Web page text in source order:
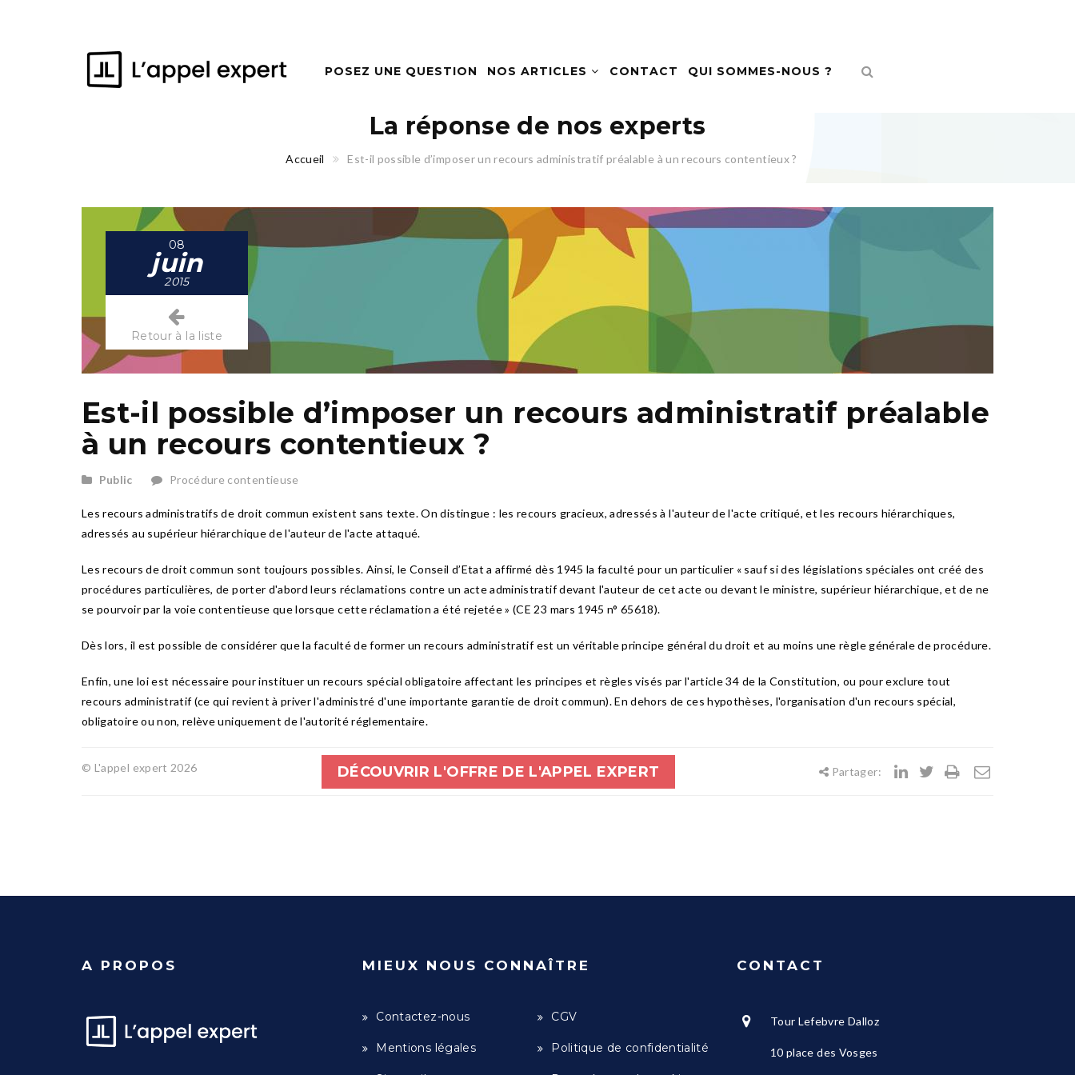
POSEZ UNE QUESTION NOS ARTICLES CONTACT QUI SOMMES-NOUS ?
La réponse de nos experts
Accueil Est-il possible d’imposer un recours administratif préalable à un recours contentieux ?
08
juin
2015
Retour à la liste
Est-il possible d’imposer un recours administratif préalable
à un recours contentieux ?
Public Procédure contentieuse
Les recours administratifs de droit commun existent sans texte. On distingue : les recours gracieux, adressés à l'auteur de l'acte critiqué, et les recours hiérarchiques,
adressés au supérieur hiérarchique de l'auteur de l'acte attaqué.
Les recours de droit commun sont toujours possibles. Ainsi, le Conseil d’Etat a affirmé dès 1945 la faculté pour un particulier « sauf si des législations spéciales ont créé des
procédures particulières, de porter d'abord leurs réclamations contre un acte administratif devant l'auteur de cet acte ou devant le ministre, supérieur hiérarchique, et de ne
se pourvoir par la voie contentieuse que lorsque cette réclamation a été rejetée » (CE 23 mars 1945 n° 65618).
Dès lors, il est possible de considérer que la faculté de former un recours administratif est un véritable principe général du droit et au moins une règle générale de procédure.
Enfin, une loi est nécessaire pour instituer un recours spécial obligatoire affectant les principes et règles visés par l'article 34 de la Constitution, ou pour exclure tout
recours administratif (ce qui revient à priver l'administré d'une importante garantie de droit commun). En dehors de ces hypothèses, l'organisation d'un recours spécial,
obligatoire ou non, relève uniquement de l'autorité réglementaire.
© L'appel expert 2026 Partager:
DÉCOUVRIR L'OFFRE DE L'APPEL EXPERT
A PROPOS MIEUX NOUS CONNAÎTRE
Contactez-nous CGV
Mentions légales Politique de confidentialité
CONTACT
Tour Lefebvre Dalloz
10 place des Vosges